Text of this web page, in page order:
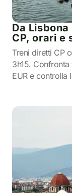
Da
CP, orari e
Treni diretti CP
3h15.
EUR e controlla